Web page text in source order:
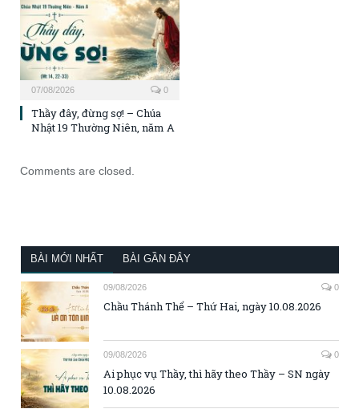
07/08/2026 0
Thầy đây, đừng sợ! – Chúa
Nhật 19 Thường Niên, năm A
Comments are closed.
BÀI MỚI NHẤT BÀI GẦN ĐÂY
09/08/2026 0
Chầu Thánh Thể – Thứ Hai, ngày 10.08.2026
09/08/2026 0
Ai phục vụ Thầy, thì hãy theo Thầy – SN ngày
10.08.2026